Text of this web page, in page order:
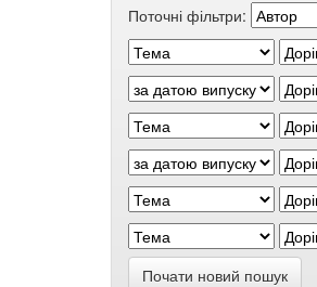
Поточні фільтри:
Почати новий пошук